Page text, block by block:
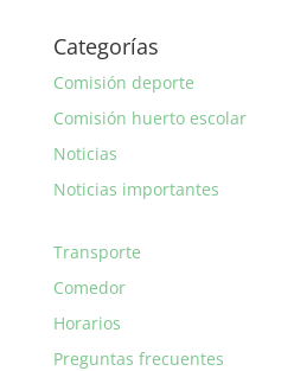
Categorías
Comisión deporte
Comisión huerto escolar
Noticias
Noticias importantes
Transporte
Comedor
Horarios
Preguntas frecuentes